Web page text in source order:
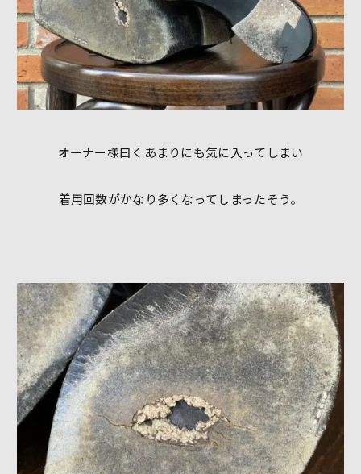
オーナー様曰くあまりにも気に入ってしまい
着用回数がかなり多くなってしまったそう。